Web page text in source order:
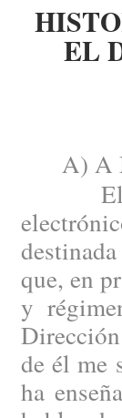
EL
A) A
El
que, en
y
de él me
ha